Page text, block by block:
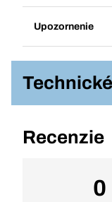
Upozornenie
Recenzie
0